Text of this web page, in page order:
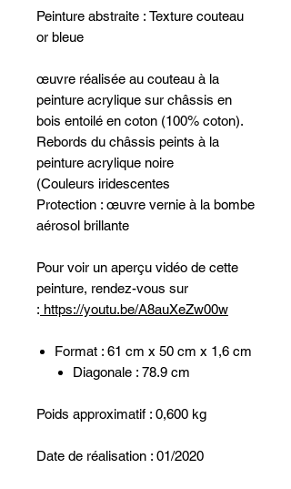
Peinture abstraite : Texture couteau
or bleue
œuvre réalisée au couteau à la
peinture acrylique sur châssis en
bois entoilé en coton (100% coton).
Rebords du châssis peints à la
peinture acrylique noire
(Couleurs iridescentes
Protection : œuvre vernie à la bombe
aérosol brillante
Pour voir un aperçu vidéo de cette
peinture, rendez-vous sur
: https://youtu.be/A8auXeZw00w
Format : 61 cm x 50 cm x 1,6 cm
Diagonale : 78.9 cm
Poids approximatif : 0,600 kg
Date de réalisation : 01/2020